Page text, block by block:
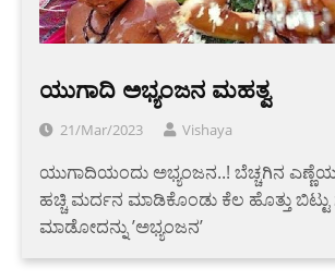
ಯುಗಾದಿ ಅಭ್ಯಂಜನ ಮಹತ್ವ
21/Mar/2023 Vishaya
ಯುಗಾದಿಯಂದು ಅಭ್ಯಂಜನ..! ಬೆಚ್ಚಗಿನ
ಹಚ್ಚಿ ಮರ್ದನ ಮಾಡಿಕೊಂಡು ಕೆಲ ಹೊತ್ತು ಬಿಟ್ಟು
ಮಾಡೋದನ್ನು ʼಅಭ್ಯಂಜನʼ